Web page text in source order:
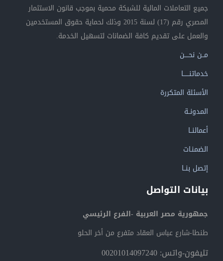
جميع التعاملات المالية للشبكة محمية بموجب قانون الاستثمار
المصري رقم (17) لسنة 2015 وذلك لحماية حقوق المستخدمين
والعمل على تقديم كافة الضمانات لتسهيل الخدمة.
مــن نحــــن
خدماتنــــــا
الأسئلة المتكررة
المدونــة
أعمالنــا
الضمنـات
إتصل بنــا
بيانات التواصل
جمهورية مصر العربية -الفرع الرئيسي
طنطا-شارع عباس العقاد متفرع من أخر الحلو
تليفون-واتس: 00201014097240